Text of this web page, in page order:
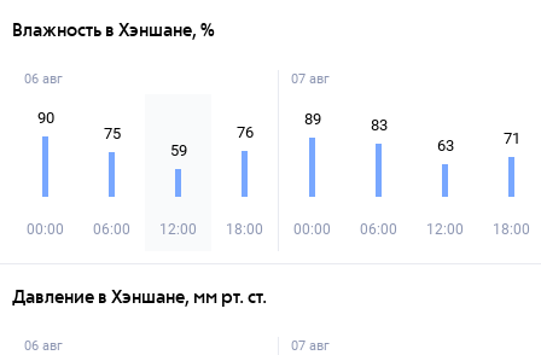
Влажность в Хэншане, %
06 авг
90
00:00
75
06:00
59
12:00
76
18:00
07 авг
89
00:00
83
06:00
63
12:00
71
18:00
Давление в Хэншане, мм рт. ст.
06 авг 07 авг